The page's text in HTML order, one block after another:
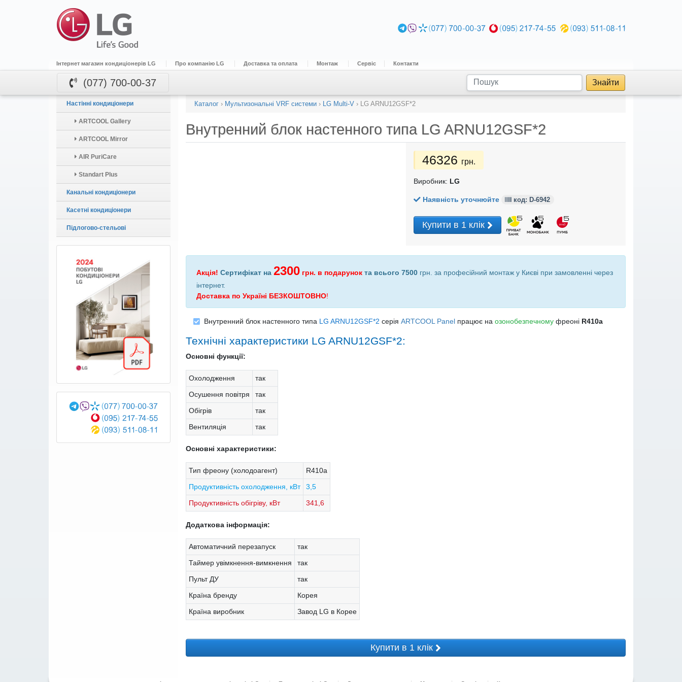
Інтернет магазин кондиціонерів LG Про компанію LG Доставка та оплата Монтаж Сервіс Контакти
(077) 700-00-37 Знайти
Настінні кондиціонери
ARTCOOL Gallery
ARTCOOL Mirror
AIR PuriCare
Standart Plus
Канальні кондиціонери
Касетні кондиціонери
Підлогово-стельові
Каталог › Мультизональні VRF системи › LG Multi-V › LG ARNU12GSF*2
Внутренний блок настенного типа LG ARNU12GSF*2
46326 грн.
Виробник: LG
Наявність уточнюйте код: D-6942
Купити в 1 клік
Акція! Сертифікат на 2300 грн. в подарунок та всього 7500 грн. за професійний монтаж у Києві при замовленні через
інтернет.
Доставка по Україні БЕЗКОШТОВНО!
Внутренний блок настенного типа LG ARNU12GSF*2 серія ARTCOOL Panel працює на озонобезпечному фреоні R410a
Технічні характеристики LG ARNU12GSF*2:
Основні функції:
Охолодження
так
Осушення повітря
так
Обігрів
так
Вентиляція
так
Основні характеристики:
Тип фреону (холодоагент)
R410a
Продуктивність охолодження, кВт
3,5
Продуктивність обігріву, кВт
341,6
Додаткова інформація:
Автоматичний перезапуск
так
Таймер увімкнення-вимкнення
так
Пульт ДУ
так
Країна бренду
Корея
Країна виробник
Завод LG в Корее
Купити в 1 клік